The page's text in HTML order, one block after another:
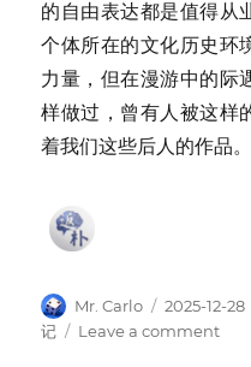
的自由表达都是值得从
个体所在的文化历史环
力量，但在漫游中的际
样做过，曾有人被这样
着我们这些后人的作品
Author
Mr. Carlo
Posted
on
2025-12-28
记
Leave a commenton